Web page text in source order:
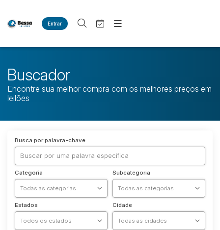
Entrar
Criar conta Entrar
Site
Quem Somos
Contato
Casas
Home
Quem Somos
Eventos
Buscador
Encontre sua melhor compra com os melhores preços em
leilões
Busca por palavra-chave
Categoria Subcategoria
Estados Cidade